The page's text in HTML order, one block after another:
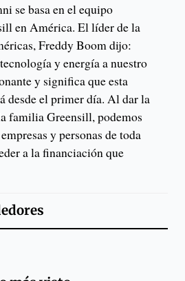
se basa en el equipo
en América. El líder de la
Freddy Boom dijo:
y energía a nuestro
y significa que esta
desde el primer día. Al dar la
familia Greensill, podemos
y personas de toda
a la financiación que